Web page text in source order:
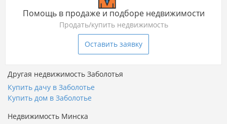
Помощь в продаже и подборе недвижимости
Продать/купить недвижимость
Оставить заявку
Другая недвижимость Заболотья
Купить дачу в Заболотье
Купить дом в Заболотье
Недвижимость Минска